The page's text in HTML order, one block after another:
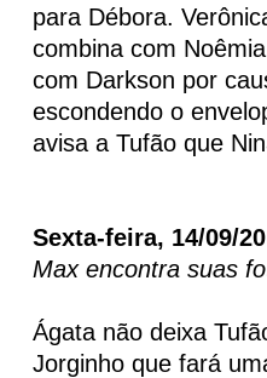
para Débora.
combina com
com Darkson por
escondendo o
avisa a Tufão que
Sexta-feira, 14/09/
Max encontra suas
Ágata não deixa
Jorginho que fará